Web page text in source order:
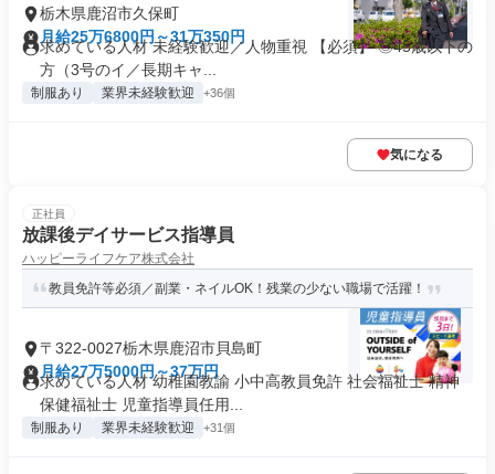
栃木県鹿沼市久保町
月給25万6800円～31万350円
求めている人材 未経験歓迎／人物重視 【必須】 ◎45歳以下の
方（3号のイ／長期キャ...
制服あり 業界未経験歓迎 +36個
気になる
正社員
放課後デイサービス指導員
ハッピーライフケア株式会社
教員免許等必須／副業・ネイルOK！残業の少ない職場で活躍！
〒322-0027栃木県鹿沼市貝島町
月給27万5000円～37万円
求めている人材 幼稚園教諭 小中高教員免許 社会福祉士 精神
保健福祉士 児童指導員任用...
制服あり 業界未経験歓迎 +31個